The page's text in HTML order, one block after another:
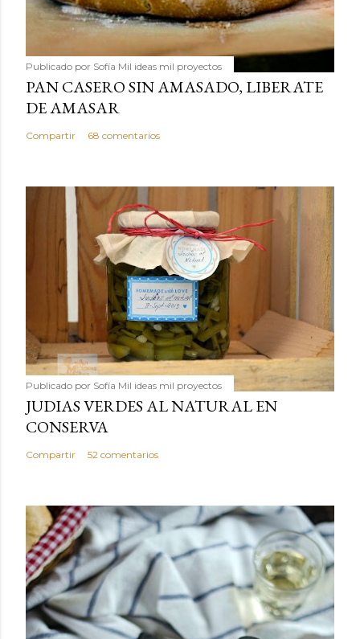
Publicado por Sofía Mil ideas mil proyectos
PAN CASERO SIN AMASADO, LIBERATE
DE AMASAR
Compartir 68 comentarios
Publicado por Sofía Mil ideas mil proyectos
JUDIAS VERDES AL NATURAL EN
CONSERVA
Compartir 52 comentarios